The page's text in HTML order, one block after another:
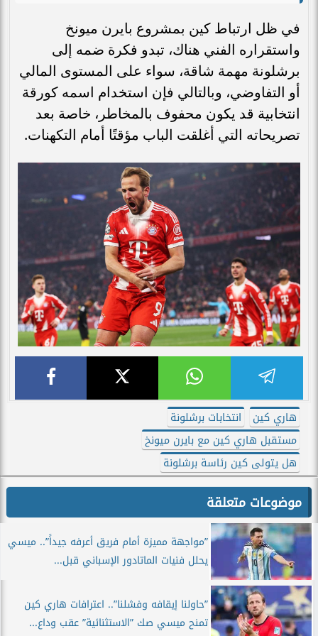
في ظل ارتباط كين بمشروع بايرن ميونخ
واستقراره الفني هناك، تبدو فكرة ضمه إلى
برشلونة مهمة شاقة، سواء على المستوى المالي
أو التفاوضي، وبالتالي فإن استخدام اسمه كورقة
انتخابية قد يكون محفوف بالمخاطر، خاصة بعد
تصريحاته التي أغلقت الباب مؤقتًا أمام التكهنات.
هاري كين
انتخابات برشلونة
مستقبل هاري كين مع بايرن ميونخ
هل يتولى كين رئاسة برشلونة
موضوعات متعلقة
”مواجهة مميزة أمام فريق أعرفه جيداً”.. ميسي
يحلل فنيات الماتادور الإسباني قبل...
”حاولنا إيقافه وفشلنا”.. اعترافات هاري كين
تمنح ميسي صك ”الاستثنائية” عقب وداع...